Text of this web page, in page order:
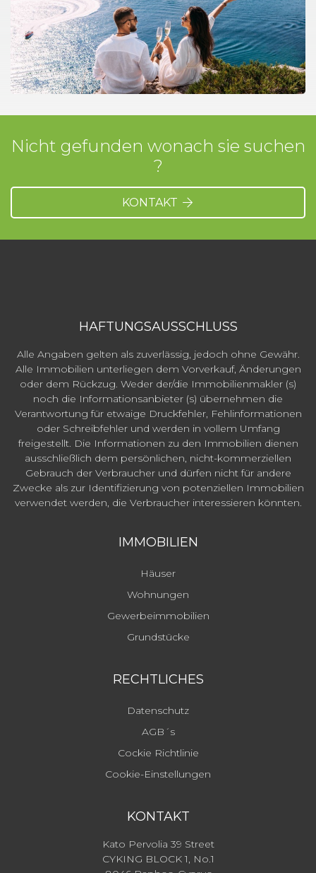
Nicht gefunden wonach sie suchen
?
KONTAKT
HAFTUNGSAUSSCHLUSS
Alle Angaben gelten als zuverlässig, jedoch ohne Gewähr.
Alle Immobilien unterliegen dem Vorverkauf, Änderungen
oder dem Rückzug. Weder der/die Immobilienmakler (s)
noch die Informationsanbieter (s) übernehmen die
Verantwortung für etwaige Druckfehler, Fehlinformationen
oder Schreibfehler und werden in vollem Umfang
freigestellt. Die Informationen zu den Immobilien dienen
ausschließlich dem persönlichen, nicht-kommerziellen
Gebrauch der Verbraucher und dürfen nicht für andere
Zwecke als zur Identifizierung von potenziellen Immobilien
verwendet werden, die Verbraucher interessieren könnten.
IMMOBILIEN
Häuser
Wohnungen
Gewerbeimmobilien
Grundstücke
RECHTLICHES
Datenschutz
AGB´s
Cockie Richtlinie
Cookie-Einstellungen
KONTAKT
Kato Pervolia 39 Street
CYKING BLOCK 1, No.1